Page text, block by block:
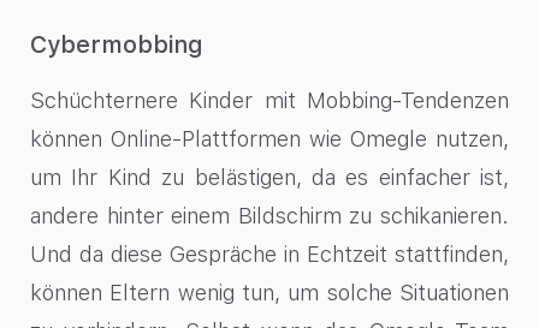
Cybermobbing
Schüchternere Kinder mit Mobbing-Tendenzen
können Online-Plattformen wie Omegle nutzen,
um Ihr Kind zu belästigen, da es einfacher ist,
andere hinter einem Bildschirm zu schikanieren.
Und da diese Gespräche in Echtzeit stattfinden,
können Eltern wenig tun, um solche Situationen